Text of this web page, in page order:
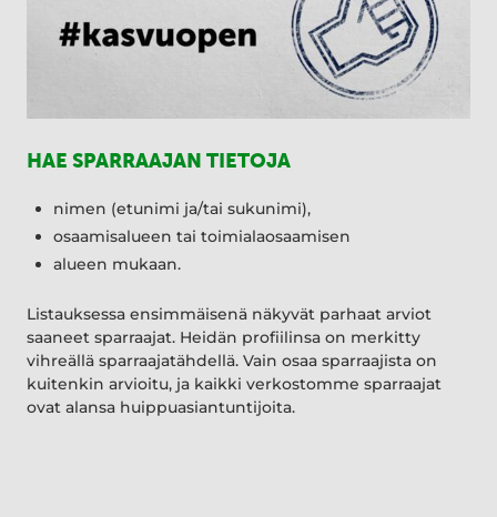
HAE SPARRAAJAN TIETOJA
nimen (etunimi ja/tai sukunimi),
osaamisalueen tai toimialaosaamisen
alueen mukaan.
Listauksessa ensimmäisenä näkyvät parhaat arviot
saaneet sparraajat. Heidän profiilinsa on merkitty
vihreällä sparraajatähdellä. Vain osaa sparraajista on
kuitenkin arvioitu, ja kaikki verkostomme sparraajat
ovat alansa huippuasiantuntijoita.